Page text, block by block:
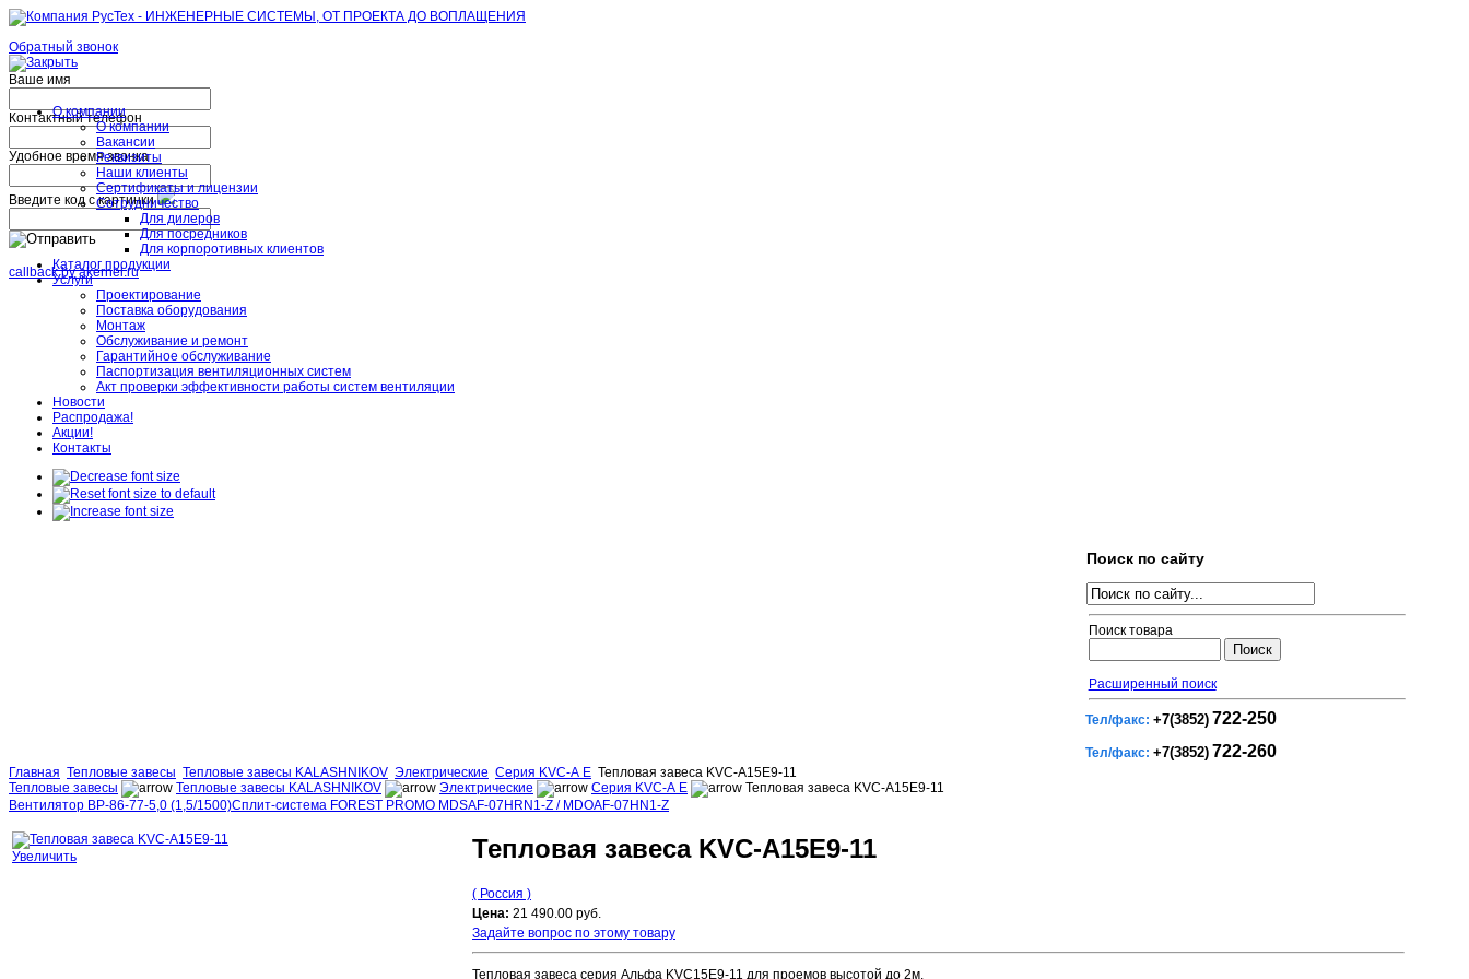
Обратный звонок
Ваше имя
Контактный телефон
Удобное время звонка
Введите код с картинки
callback by akernel.ru
О компании
О компании
Вакансии
Реквизиты
Наши клиенты
Сертификаты и лицензии
Сотрудничество
Для дилеров
Для посредников
Для корпоротивных клиентов
Каталог продукции
Услуги
Проектирование
Поставка оборудования
Монтаж
Обслуживание и ремонт
Гарантийное обслуживание
Паспортизация вентиляционных систем
Акт проверки эффективности работы систем вентиляции
Новости
Распродажа!
Акции!
Контакты
Поиск по сайту
Поиск товара
Расширенный поиск
Главная Тепловые завесы Тепловые завесы KALASHNIKOV Электрические Серия KVC-А Е Тепловая завеса KVC-A15E9-11
Тепловые завесы
Тепловые завесы KALASHNIKOV Электрические Серия KVC-А Е
Тепловая завеса KVC-A15E9-11
Вентилятор BP-86-77-5,0 (1,5/1500)Сплит-система FOREST PROMO MDSAF-07HRN1-Z / MDOAF-07HN1-Z
Увеличить Тепловая завеса KVC-A15E9-11
( Россия )
Цена: 21 490.00 руб.
Задайте вопрос по этому товару
Тепловая завеса серия Альфа KVC15E9-11 для проемов высотой до 2м.
Тел/факс: +7(3852) 722-250
Тел/факс: +7(3852) 722-260